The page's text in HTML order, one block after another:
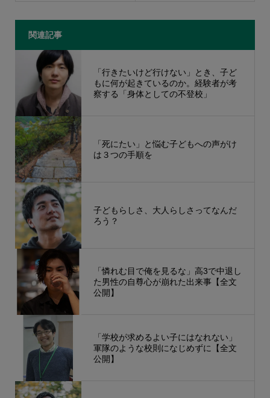
関連記事
「行きたいけど行けない」とき、子ど
もに何が起きているのか。経験者が考
察する「身体としての不登校」
「死にたい」と悩む子どもへの声がけ
は３つの手順を
子どもらしさ、大人らしさってなんだ
ろう？
「憐れむ目で俺を見るな」高3で中退し
た男性の自尊心が崩れた出来事【全文
公開】
「学校が求めるよい子にはなれない」
軍隊のような校則になじめずに【全文
公開】